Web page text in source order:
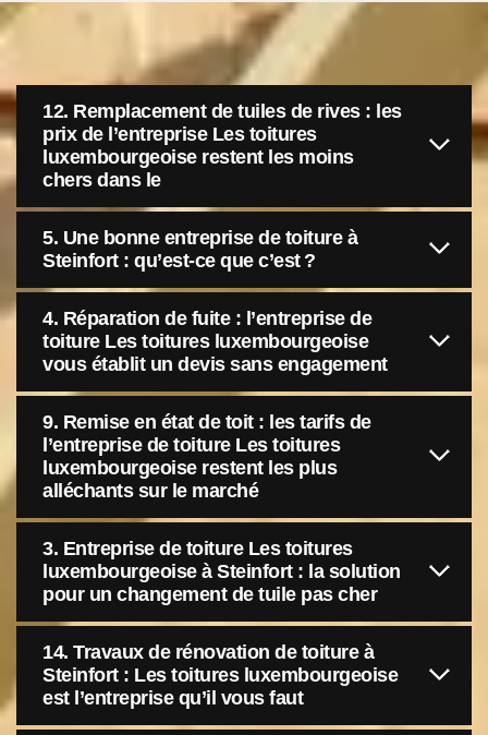
12. Remplacement de tuiles de rives : les
prix de l’entreprise Les toitures
luxembourgeoise restent les moins
chers dans le
5. Une bonne entreprise de toiture à
Steinfort : qu’est-ce que c’est ?
4. Réparation de fuite : l’entreprise de
toiture Les toitures luxembourgeoise
vous établit un devis sans engagement
9. Remise en état de toit : les tarifs de
l’entreprise de toiture Les toitures
luxembourgeoise restent les plus
alléchants sur le marché
3. Entreprise de toiture Les toitures
luxembourgeoise à Steinfort : la solution
pour un changement de tuile pas cher
14. Travaux de rénovation de toiture à
Steinfort : Les toitures luxembourgeoise
est l’entreprise qu’il vous faut